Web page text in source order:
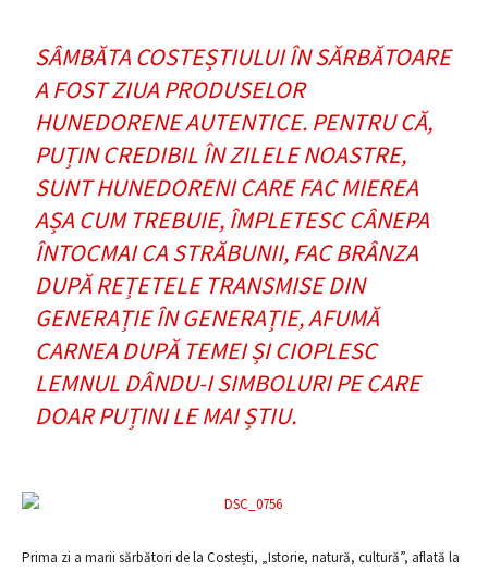
SÂMBĂTA COSTEȘTIULUI ÎN SĂRBĂTOARE
A FOST ZIUA PRODUSELOR
HUNEDORENE AUTENTICE. PENTRU CĂ,
PUȚIN CREDIBIL ÎN ZILELE NOASTRE,
SUNT HUNEDORENI CARE FAC MIEREA
AȘA CUM TREBUIE, ÎMPLETESC CÂNEPA
ÎNTOCMAI CA STRĂBUNII, FAC BRÂNZA
DUPĂ REȚETELE TRANSMISE DIN
GENERAȚIE ÎN GENERAȚIE, AFUMĂ
CARNEA DUPĂ TEMEI ȘI CIOPLESC
LEMNUL DÂNDU-I SIMBOLURI PE CARE
DOAR PUȚINI LE MAI ȘTIU.
Prima zi a marii sărbători de la Costești, „Istorie, natură, cultură”, aflată la